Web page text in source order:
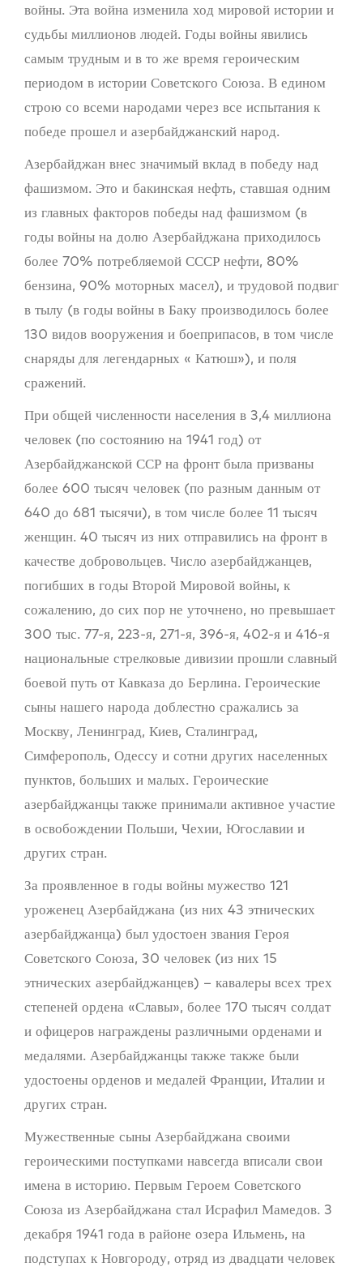
войны. Эта война изменила ход мировой истории и
судьбы миллионов людей. Годы войны явились
самым трудным и в то же время героическим
периодом в истории Советского Союза. В едином
строю со всеми народами через все испытания к
победе прошел и азербайджанский народ.
Азербайджан внес значимый вклад в победу над
фашизмом. Это и бакинская нефть, ставшая одним
из главных факторов победы над фашизмом (в
годы войны на долю Азербайджана приходилось
более 70% потребляемой СССР нефти, 80%
бензина, 90% моторных масел), и трудовой подвиг
в тылу (в годы войны в Баку производилось более
130 видов вооружения и боеприпасов, в том числе
снаряды для легендарных « Катюш»), и поля
сражений.
При общей численности населения в 3,4 миллиона
человек (по состоянию на 1941 год) от
Азербайджанской ССР на фронт была призваны
более 600 тысяч человек (по разным данным от
640 до 681 тысячи), в том числе более 11 тысяч
женщин. 40 тысяч из них отправились на фронт в
качестве добровольцев. Число азербайджанцев,
погибших в годы Второй Мировой войны, к
сожалению, до сих пор не уточнено, но превышает
300 тыс. 77-я, 223-я, 271-я, 396-я, 402-я и 416-я
национальные стрелковые дивизии прошли славный
боевой путь от Кавказа до Берлина. Героические
сыны нашего народа доблестно сражались за
Москву, Ленинград, Киев, Сталинград,
Симферополь, Одессу и сотни других населенных
пунктов, больших и малых. Героические
азербайджанцы также принимали активное участие
в освобождении Польши, Чехии, Югославии и
других стран.
За проявленное в годы войны мужество 121
уроженец Азербайджана (из них 43 этнических
азербайджанца) был удостоен звания Героя
Советского Союза, 30 человек (из них 15
этнических азербайджанцев) – кавалеры всех трех
степеней ордена «Славы», более 170 тысяч солдат
и офицеров награждены различными орденами и
медалями. Азербайджанцы также также были
удостоены орденов и медалей Франции, Италии и
других стран.
Мужественные сыны Азербайджана своими
героическими поступками навсегда вписали свои
имена в историю. Первым Героем Советского
Союза из Азербайджана стал Исрафил Мамедов. 3
декабря 1941 года в районе озера Ильмень, на
подступах к Новгороду, отряд из двадцати человек